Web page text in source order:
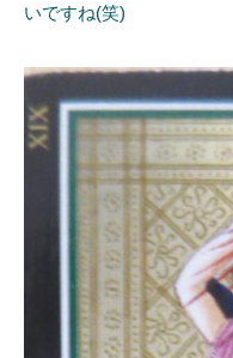
いですね(笑)